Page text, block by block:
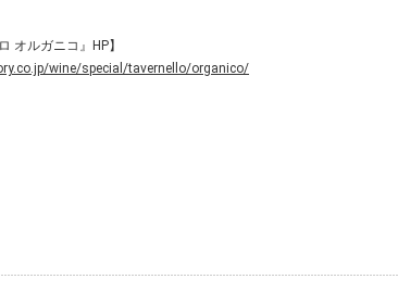
オルガニコ』HP】
wine/special/tavernello/organico/